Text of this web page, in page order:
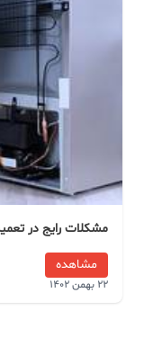
مشکلات رایج در
مشاهده
22 بهمن 1402